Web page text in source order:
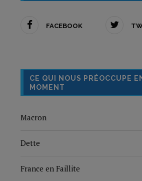
FACEBOOK
CE QUI NOUS PRÉOCCUPE
MOMENT
Macron
Dette
France en Faillite